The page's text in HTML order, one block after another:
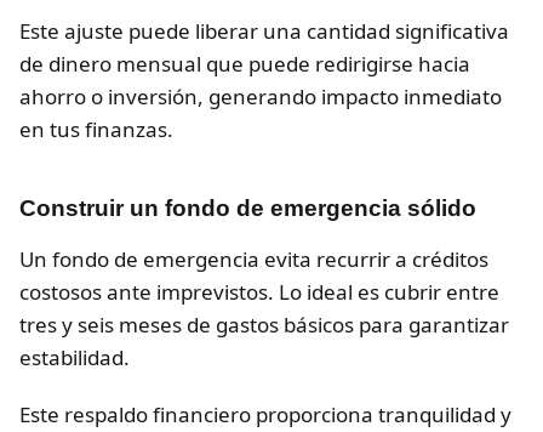
Este ajuste puede liberar una cantidad significativa
de dinero mensual que puede redirigirse hacia
ahorro o inversión, generando impacto inmediato
en tus finanzas.
Construir un fondo de emergencia sólido
Un fondo de emergencia evita recurrir a créditos
costosos ante imprevistos. Lo ideal es cubrir entre
tres y seis meses de gastos básicos para garantizar
estabilidad.
Este respaldo financiero proporciona tranquilidad y